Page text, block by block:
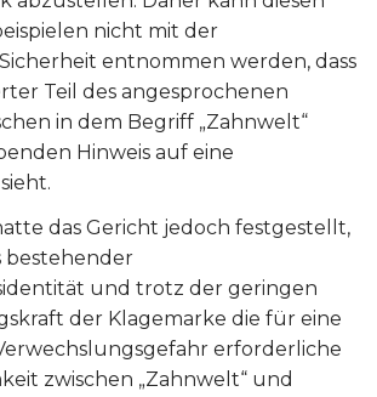
nicht mit der
entnommen werden, dass
Teil des angesprochenen
in dem Begriff „Zahnwelt“
Hinweis auf eine
das Gericht jedoch festgestellt,
bestehender
und trotz der geringen
der Klagemarke die für eine
erforderliche
zwischen „Zahnwelt“ und